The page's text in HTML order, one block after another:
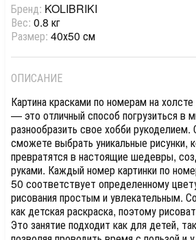
Бренд: KOLIBRIKI
Вес: 0.8 кг
Размер: 40х50 см
ОПИСАНИЕ
Картина красками по номерам на
— это отличный способ погрузиться в
разнообразить свое хобби
сможете выбрать уникальные рисунки,
превратятся в настоящие шедевры,
руками. Каждый номер картинки по
50 соответствует определенному
рисования простым и увлекательным.
как детская раскраска, поэтому
Это занятие подходит как для детей,